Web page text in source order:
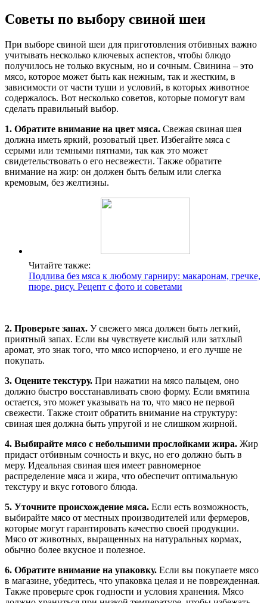
Советы по выбору свиной шеи
При выборе свиной шеи для приготовления отбивных важно
учитывать несколько ключевых аспектов, чтобы блюдо
получилось не только вкусным, но и сочным. Свинина – это
мясо, которое может быть как нежным, так и жестким, в
зависимости от части туши и условий, в которых животное
содержалось. Вот несколько советов, которые помогут вам
сделать правильный выбор.
1. Обратите внимание на цвет мяса. Свежая свиная шея
должна иметь яркий, розоватый цвет. Избегайте мяса с
серыми или темными пятнами, так как это может
свидетельствовать о его несвежести. Также обратите
внимание на жир: он должен быть белым или слегка
кремовым, без желтизны.
Читайте также:
Подлива без мяса к любому гарниру: макаронам, гречке,
пюре, рису. Рецепт с фото и советами
2. Проверьте запах. У свежего мяса должен быть легкий,
приятный запах. Если вы чувствуете кислый или затхлый
аромат, это знак того, что мясо испорчено, и его лучше не
покупать.
3. Оцените текстуру. При нажатии на мясо пальцем, оно
должно быстро восстанавливать свою форму. Если вмятина
остается, это может указывать на то, что мясо не первой
свежести. Также стоит обратить внимание на структуру:
свиная шея должна быть упругой и не слишком жирной.
4. Выбирайте мясо с небольшими прослойками жира. Жир
придаст отбивным сочность и вкус, но его должно быть в
меру. Идеальная свиная шея имеет равномерное
распределение мяса и жира, что обеспечит оптимальную
текстуру и вкус готового блюда.
5. Уточните происхождение мяса. Если есть возможность,
выбирайте мясо от местных производителей или фермеров,
которые могут гарантировать качество своей продукции.
Мясо от животных, выращенных на натуральных кормах,
обычно более вкусное и полезное.
6. Обратите внимание на упаковку. Если вы покупаете мясо
в магазине, убедитесь, что упаковка целая и не поврежденная.
Также проверьте срок годности и условия хранения. Мясо